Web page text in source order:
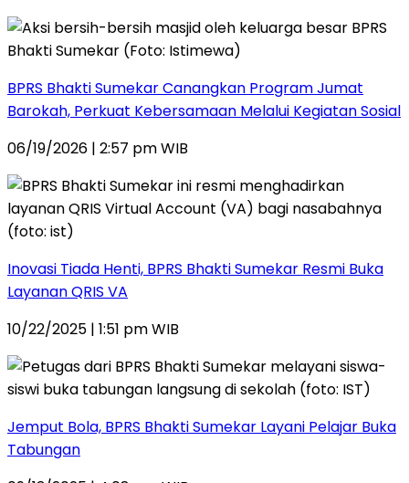
BPRS Bhakti Sumekar Canangkan Program Jumat
Barokah, Perkuat Kebersamaan Melalui Kegiatan Sosial
06/19/2026 | 2:57 pm WIB
Inovasi Tiada Henti, BPRS Bhakti Sumekar Resmi Buka
Layanan QRIS VA
10/22/2025 | 1:51 pm WIB
Jemput Bola, BPRS Bhakti Sumekar Layani Pelajar Buka
Tabungan